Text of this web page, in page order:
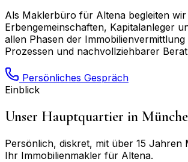
Als Maklerbüro für Altena begleiten
Erbengemeinschaften, Kapitalanleger
allen Phasen der
Prozessen und nachvollziehbarer
Persönliches Gespräch
Einblick
Unser Hauptquartier in
Persönlich, diskret, mit über 15 Jahren
Ihr Immobilienmakler für Altena.